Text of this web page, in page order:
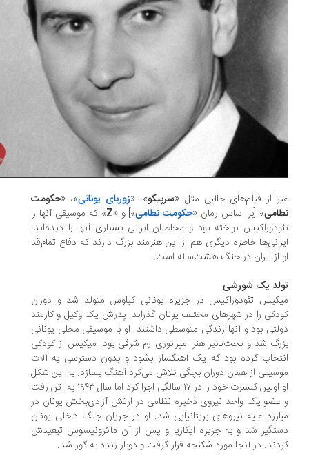
از فیلم‌های جالبی مثل « سرپیکو»، «زوربای یونانی »، «حکومت
» [بر اساس رمان « حکومت نظامی »] و «Z» که موسیقی آنها را
نواخته بود و مخاطبان ایرانی بسیاری آنها را دیده‌اند،
خاطره دیگری هم از این هنرمند بزرگ دارند که دفاع تمام‌قد
از ایران در جنگ هشت‌ساله است.
یک شورشی
تئودوراکیس در جزیره یونانی کیاوس متولد شد و دوران
را در شهرهای مختلف یونان گذراند. پدرش یک وکیل و کارمند
بود و آنها زندگی متوسطی داشتند. او با موسیقی محلی یونانی
شد و تحت‌تاثیر هنر امپراتوری رم شرقی بود. میکیس از کودکی
کرده بود که یک آهنگساز بشود و بدون دسترسی به آلات
از همان دوران بچگی تلاش می‌کرد آهنگ بسازد. به این شکل
او اولین کنسرت خود را در ۱۷ سالگی اجرا کرد اما سال ۱۹۴۳ به آتن رفت
یک واحد نیروی ذخیره نظامی در ارتش آزادی‌بخش یونان در
علیه نیروهای بریتانیایی شد. او در جریان جنگ داخلی یونان
شد و به جزیره ایکاریا و پس از آن ماکرونیسوس تبعیدش
در آنجا مورد شکنجه قرار گرفت و دوبار زنده به گور شد.